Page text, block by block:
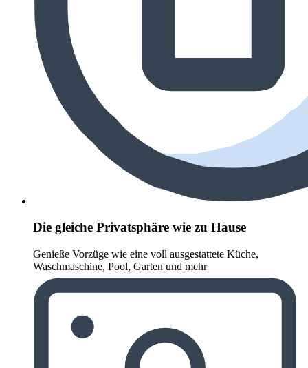
Die gleiche Privatsphäre wie zu Hause
Genieße Vorzüge wie eine voll ausgestattete Küche,
Waschmaschine, Pool, Garten und mehr